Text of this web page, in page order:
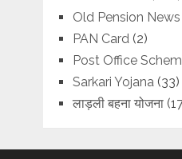
Old Pension News
PAN Card (2)
Post Office
Sarkari Yojana (33)
लाड़ली बहना योजना